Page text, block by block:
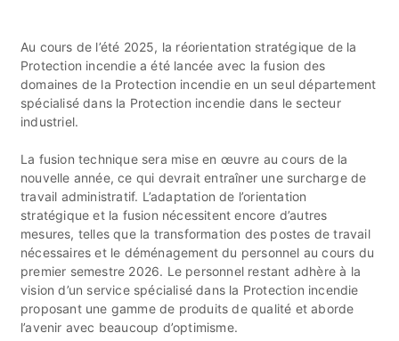
Au cours de l’été 2025, la réorientation stratégique de la
Protection incendie a été lancée avec la fusion des
domaines de la Protection incendie en un seul département
spécialisé dans la Protection incendie dans le secteur
industriel.
La fusion technique sera mise en œuvre au cours de la
nouvelle année, ce qui devrait entraîner une surcharge de
travail administratif. L’adaptation de l’orientation
stratégique et la fusion nécessitent encore d’autres
mesures, telles que la transformation des postes de travail
nécessaires et le déménagement du personnel au cours du
premier semestre 2026. Le personnel restant adhère à la
vision d’un service spécialisé dans la Protection incendie
proposant une gamme de produits de qualité et aborde
l’avenir avec beaucoup d’optimisme.